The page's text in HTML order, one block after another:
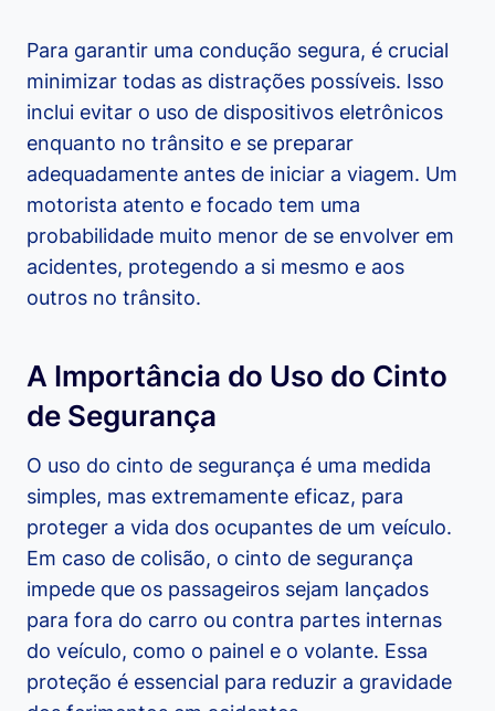
Para garantir uma condução segura, é crucial
minimizar todas as distrações possíveis. Isso
inclui evitar o uso de dispositivos eletrônicos
enquanto no trânsito e se preparar
adequadamente antes de iniciar a viagem. Um
motorista atento e focado tem uma
probabilidade muito menor de se envolver em
acidentes, protegendo a si mesmo e aos
outros no trânsito.
A Importância do Uso do Cinto
de Segurança
O uso do cinto de segurança é uma medida
simples, mas extremamente eficaz, para
proteger a vida dos ocupantes de um veículo.
Em caso de colisão, o cinto de segurança
impede que os passageiros sejam lançados
para fora do carro ou contra partes internas
do veículo, como o painel e o volante. Essa
proteção é essencial para reduzir a gravidade